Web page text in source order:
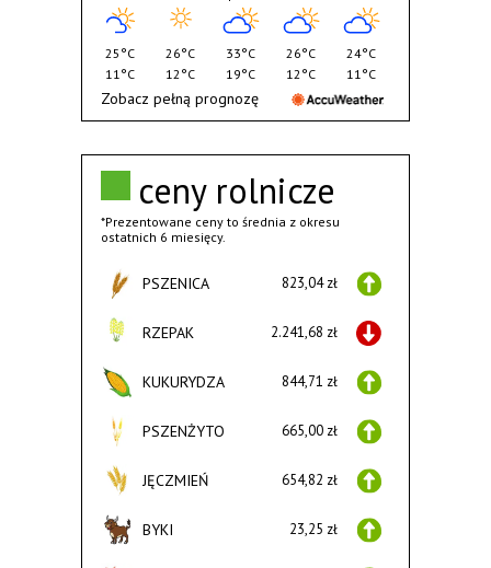
ceny rolnicze
*Prezentowane ceny to średnia z okresu
ostatnich 6 miesięcy.
PSZENICA 823,04 zł
RZEPAK 2.241,68 zł
KUKURYDZA 844,71 zł
PSZENŻYTO 665,00 zł
JĘCZMIEŃ 654,82 zł
BYKI 23,25 zł
25°C
11°C
26°C
12°C
33°C
19°C
26°C
12°C
24°C
11°C
Zobacz pełną prognozę